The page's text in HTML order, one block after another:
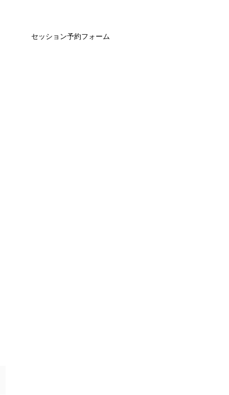
セッション予約フォーム